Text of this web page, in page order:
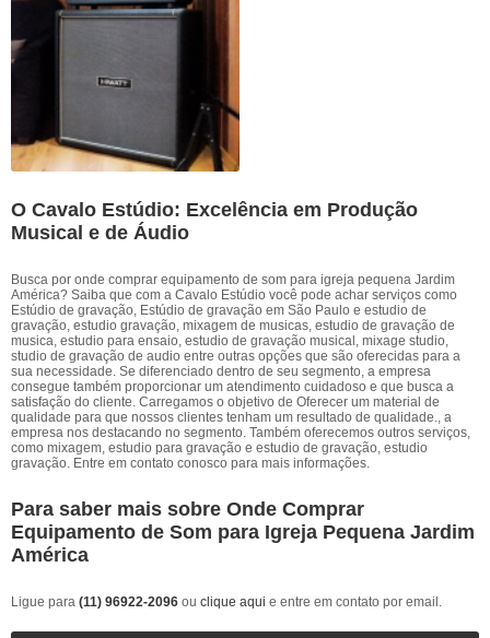
O Cavalo Estúdio: Excelência em Produção
Musical e de Áudio
Busca por onde comprar equipamento de som para igreja pequena Jardim
América? Saiba que com a Cavalo Estúdio você pode achar serviços como
Estúdio de gravação, Estúdio de gravação em São Paulo e estudio de
gravação, estudio gravação, mixagem de musicas, estudio de gravação de
musica, estudio para ensaio, estudio de gravação musical, mixage studio,
studio de gravação de audio entre outras opções que são oferecidas para a
sua necessidade. Se diferenciado dentro de seu segmento, a empresa
consegue também proporcionar um atendimento cuidadoso e que busca a
satisfação do cliente. Carregamos o objetivo de Oferecer um material de
qualidade para que nossos clientes tenham um resultado de qualidade., a
empresa nos destacando no segmento. Também oferecemos outros serviços,
como mixagem, estudio para gravação e estudio de gravação, estudio
gravação. Entre em contato conosco para mais informações.
Para saber mais sobre Onde Comprar
Equipamento de Som para Igreja Pequena Jardim
América
Ligue para (11) 96922-2096 ou clique aqui e entre em contato por email.